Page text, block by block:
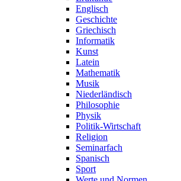
Englisch
Geschichte
Griechisch
Informatik
Kunst
Latein
Mathematik
Musik
Niederländisch
Philosophie
Physik
Politik-Wirtschaft
Religion
Seminarfach
Spanisch
Sport